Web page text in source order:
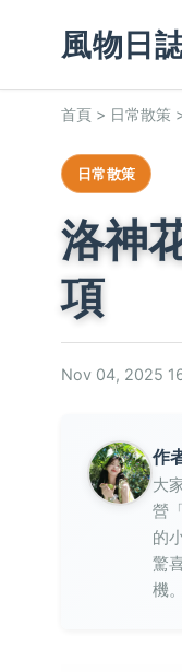
風物日
首頁 > 日常散策
日常散策
洛神
項
Nov 04, 2025
作
大
營
的
驚
機。